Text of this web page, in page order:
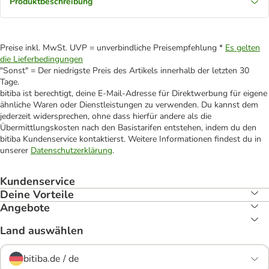
Preise inkl. MwSt. UVP = unverbindliche Preisempfehlung * Es gelten
die Lieferbedingungen
"Sonst" = Der niedrigste Preis des Artikels innerhalb der letzten 30
Tage.
bitiba ist berechtigt, deine E-Mail-Adresse für Direktwerbung für eigene
ähnliche Waren oder Dienstleistungen zu verwenden. Du kannst dem
jederzeit widersprechen, ohne dass hierfür andere als die
Übermittlungskosten nach den Basistarifen entstehen, indem du den
bitiba Kundenservice kontaktierst. Weitere Informationen findest du in
unserer Datenschutzerklärung.
Kundenservice
Deine Vorteile
Angebote
Land auswählen
bitiba.de / de